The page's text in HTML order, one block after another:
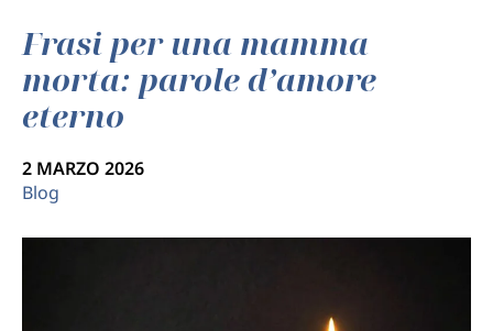
Frasi per una mamma
morta: parole d’amore
eterno
2 MARZO 2026
Blog